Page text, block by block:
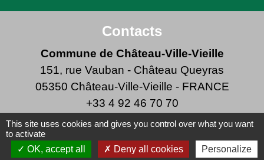
Contacts
Commune de Château-Ville-Vieille
151, rue Vauban - Château Queyras
05350 Château-Ville-Vieille - FRANCE
+33 4 92 46 70 70
This site uses cookies and gives you control over what you want
to activate
OK, accept all
Deny all cookies Personalize